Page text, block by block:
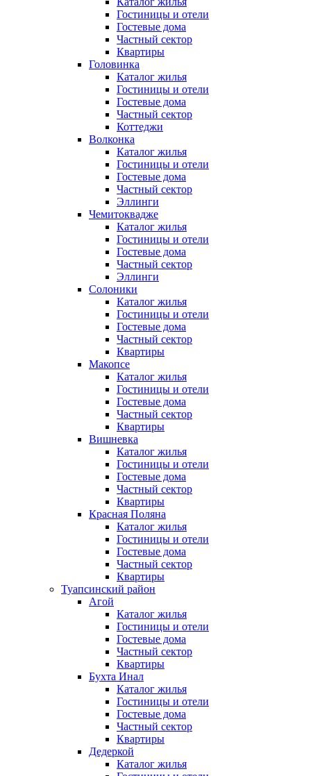
Гостиницы и отели
Гостевые дома
Частный сектор
Квартиры
Головинка
Каталог жилья
Гостиницы и отели
Гостевые дома
Частный сектор
Коттеджи
Волконка
Каталог жилья
Гостиницы и отели
Гостевые дома
Частный сектор
Эллинги
Чемитоквадже
Каталог жилья
Гостиницы и отели
Гостевые дома
Частный сектор
Эллинги
Солоники
Каталог жилья
Гостиницы и отели
Гостевые дома
Частный сектор
Квартиры
Макопсе
Каталог жилья
Гостиницы и отели
Гостевые дома
Частный сектор
Квартиры
Вишневка
Каталог жилья
Гостиницы и отели
Гостевые дома
Частный сектор
Квартиры
Красная Поляна
Каталог жилья
Гостиницы и отели
Гостевые дома
Частный сектор
Квартиры
Туапсинский район
Агой
Каталог жилья
Гостиницы и отели
Гостевые дома
Частный сектор
Квартиры
Бухта Инал
Каталог жилья
Гостиницы и отели
Гостевые дома
Частный сектор
Квартиры
Дедеркой
Каталог жилья